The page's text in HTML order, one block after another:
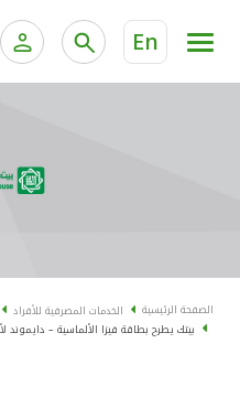
En
الخدمات المصرفية
البطاقات
"برامج العملاء"
الصفحة الرئيسية الخدمات المصرفية للأفراد
بيتك يطرح بطاقة فيزا الألماسية –